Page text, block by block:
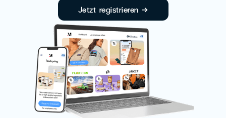
Jetzt registrieren →